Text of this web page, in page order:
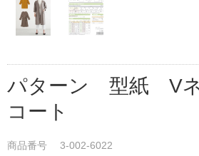
パターン 型紙 V
コート
商品番号 3-002-6022